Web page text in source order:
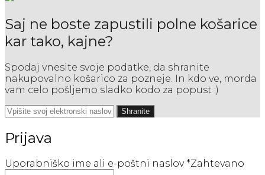
Saj ne boste zapustili polne košarice
kar tako, kajne?
Spodaj vnesite svoje podatke, da shranite
nakupovalno košarico za pozneje. In kdo ve, morda
vam celo pošljemo sladko kodo za popust :)
Shranite
Prijava
Uporabniško ime ali e-poštni naslov *Zahtevano